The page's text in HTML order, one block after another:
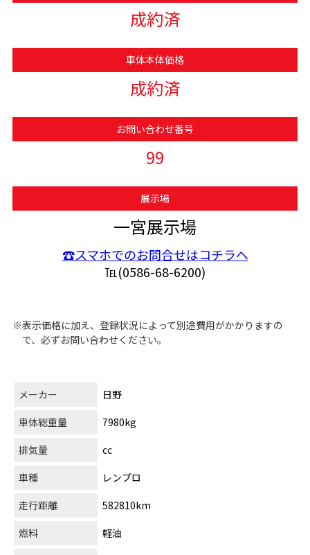
成約済
車体本体価格
成約済
お問い合わせ番号
99
展示場
一宮展示場
☎スマホでのお問合せはコチラへ
℡(0586-68-6200)
※表示価格に加え、登録状況によって別途費用がかかりますの
で、必ずお問い合わせください。
メーカー
日野
車体総重量
7980kg
排気量
cc
車種
レンプロ
走行距離
582810km
燃料
軽油